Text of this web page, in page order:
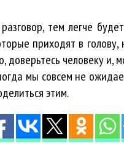
тем легче
приходят в
доверьтесь человеку
мы совсем не
этим.